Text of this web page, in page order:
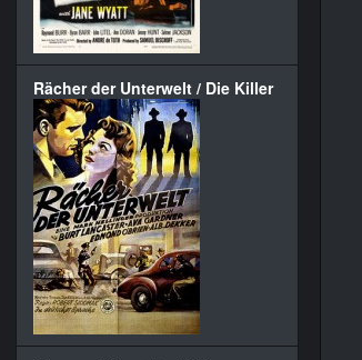
Rächer der Unterwelt / Die Killer